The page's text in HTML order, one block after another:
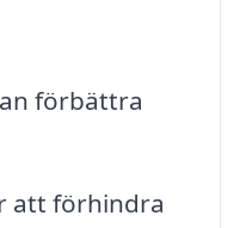
förbättra
att förhindra